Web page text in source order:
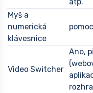
atp.
Myš a
numerická
klávesnice
Video Switcher
Ano,